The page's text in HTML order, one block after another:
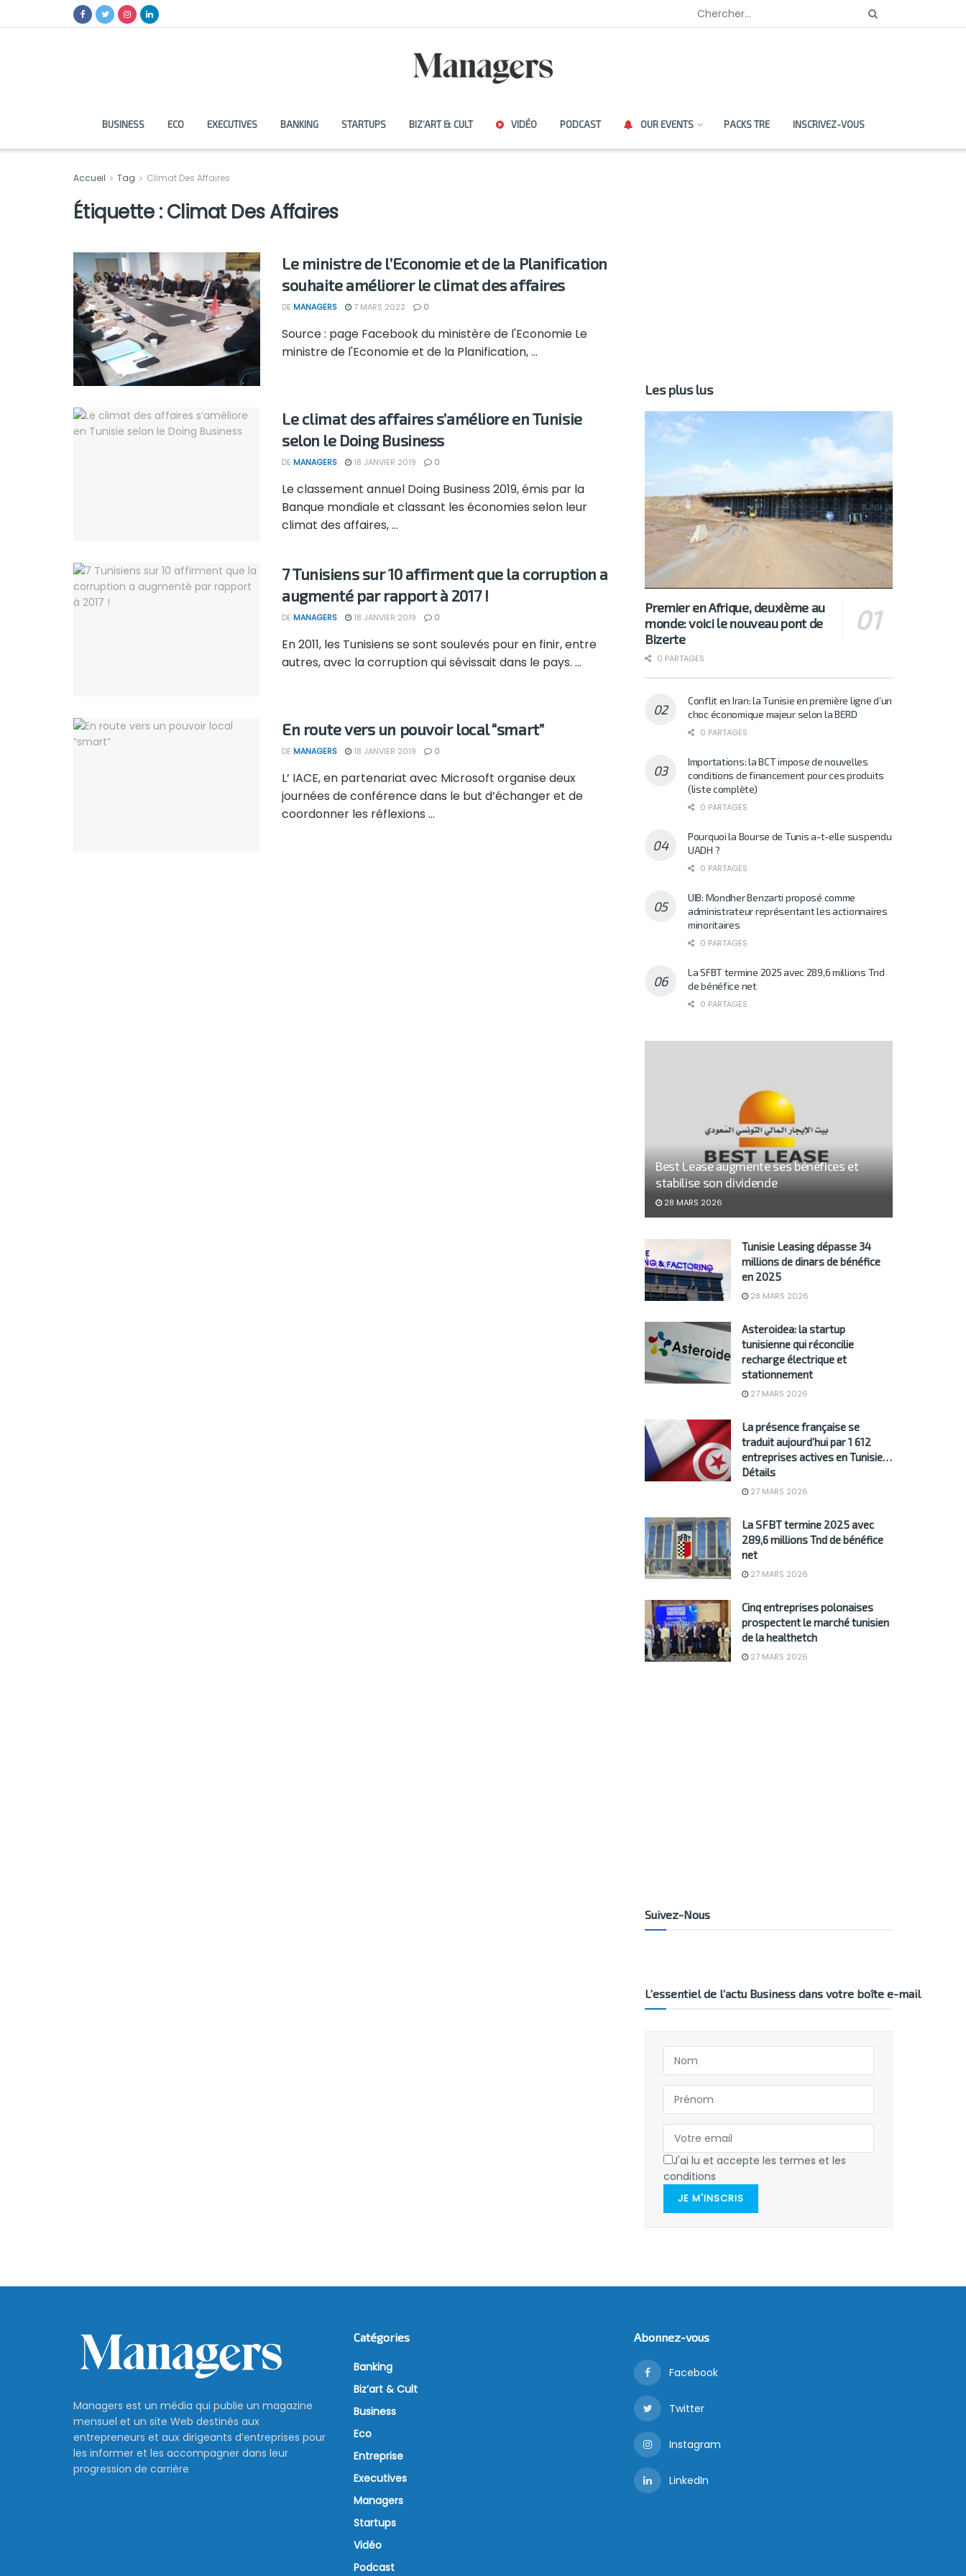
BUSINESS ECO EXECUTIVES BANKING STARTUPS BIZ’ART & CULT VIDÉO PODCAST OUR EVENTS PACKS TRE INSCRIVEZ-VOUS
Accueil Tag Climat Des Affaires
Étiquette :Climat Des Affaires
Le ministre de l’Economie et de la Planification
souhaite améliorer le climat des affaires
DE MANAGERS 7 MARS 2022 0
Source : page Facebook du ministère de l'Economie Le
ministre de l'Economie et de la Planification, ...
Le climat des affaires s’améliore en Tunisie
selon le Doing Business
DE MANAGERS 18 JANVIER 2019 0
Le classement annuel Doing Business 2019, émis par la
Banque mondiale et classant les économies selon leur
climat des affaires, ...
7 Tunisiens sur 10 affirment que la corruption a
augmenté par rapport à 2017 !
DE MANAGERS 18 JANVIER 2019 0
En 2011, les Tunisiens se sont soulevés pour en finir, entre
autres, avec la corruption qui sévissait dans le pays. ...
En route vers un pouvoir local “smart”
DE MANAGERS 18 JANVIER 2019 0
L’ IACE, en partenariat avec Microsoft organise deux
journées de conférence dans le but d’échanger et de
coordonner les réflexions ...
Les plus lus
Premier en Afrique, deuxième au
monde: voici le nouveau pont de
Bizerte
0 PARTAGES
Conflit en Iran: la Tunisie en première ligne d’un
choc économique majeur selon la BERD
0 PARTAGES
Importations: la BCT impose de nouvelles
conditions de financement pour ces produits
(liste complète)
0 PARTAGES
Pourquoi la Bourse de Tunis a-t-elle suspendu
UADH ?
0 PARTAGES
UIB: Mondher Benzarti proposé comme
administrateur représentant les actionnaires
minoritaires
0 PARTAGES
La SFBT termine 2025 avec 289,6 millions Tnd
de bénéfice net
0 PARTAGES
Best Lease augmente ses bénéfices et
stabilise son dividende
28 MARS 2026
Tunisie Leasing dépasse 34
millions de dinars de bénéfice
en 2025
28 MARS 2026
Asteroidea: la startup
tunisienne qui réconcilie
recharge électrique et
stationnement
27 MARS 2026
La présence française se
traduit aujourd’hui par 1 612
entreprises actives en Tunisie…
Détails
27 MARS 2026
La SFBT termine 2025 avec
289,6 millions Tnd de bénéfice
net
27 MARS 2026
Cinq entreprises polonaises
prospectent le marché tunisien
de la healthetch
27 MARS 2026
Suivez-Nous
L’essentiel de l’actu Business dans votre boîte e-mail
J'ai lu et accepte les termes et les
conditions
JE M'INSCRIS
Managers est un média qui publie un magazine
mensuel et un site Web destinés aux
entrepreneurs et aux dirigeants d’entreprises pour
les informer et les accompagner dans leur
progression de carrière
Catégories
Banking
Biz’art & Cult
Business
Eco
Entreprise
Executives
Managers
Startups
Vidéo
Podcast
Abonnez-vous
Facebook
Twitter
Instagram
LinkedIn